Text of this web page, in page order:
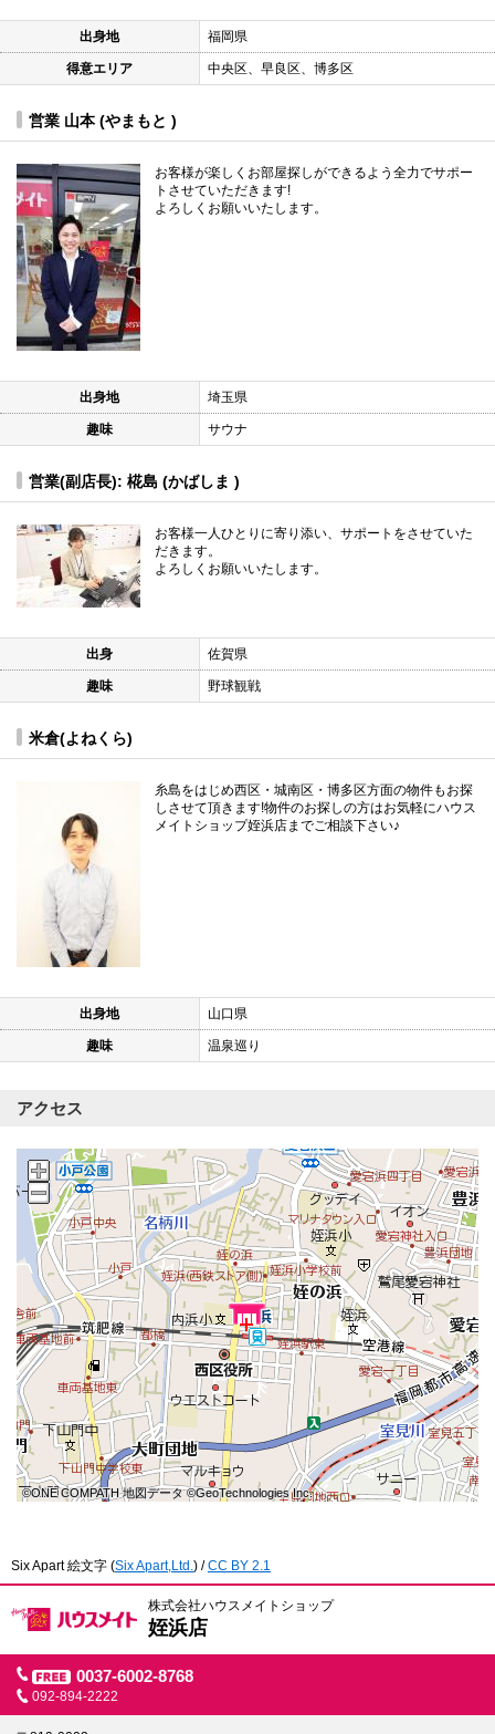
出身地 福岡県
得意エリア 中央区、早良区、博多区
営業 山本 (やまもと )
お客様が楽しくお部屋探しができるよう全力でサポー
トさせていただきます!
よろしくお願いいたします。
出身地 埼玉県
趣味 サウナ
営業(副店長): 椛島 (かばしま )
お客様一人ひとりに寄り添い、サポートをさせていた
だきます。
よろしくお願いいたします。
出身 佐賀県
趣味 野球観戦
米倉(よねくら)
糸島をはじめ西区・城南区・博多区方面の物件もお探
しさせて頂きます!物件のお探しの方はお気軽にハウス
メイトショップ姪浜店までご相談下さい♪
出身地 山口県
趣味 温泉巡り
アクセス
©ONE COMPATH 地図データ ©GeoTechnologies Inc.
©ONE COMPATH 地図データ ©GeoTechnologies Inc.
©ONE COMPATH 地図データ ©GeoTechnologies Inc.
©ONE COMPATH 地図データ ©GeoTechnologies Inc.
©ONE COMPATH 地図データ ©GeoTechnologies Inc.
©ONE COMPATH 地図データ ©GeoTechnologies Inc.
©ONE COMPATH 地図データ ©GeoTechnologies Inc.
©ONE COMPATH 地図データ ©GeoTechnologies Inc.
©ONE COMPATH 地図データ ©GeoTechnologies Inc.
Six Apart 絵文字 (Six Apart,Ltd.) /CC BY 2.1
株式会社ハウスメイトショップ
姪浜店
0037-6002-8768
092-894-2222